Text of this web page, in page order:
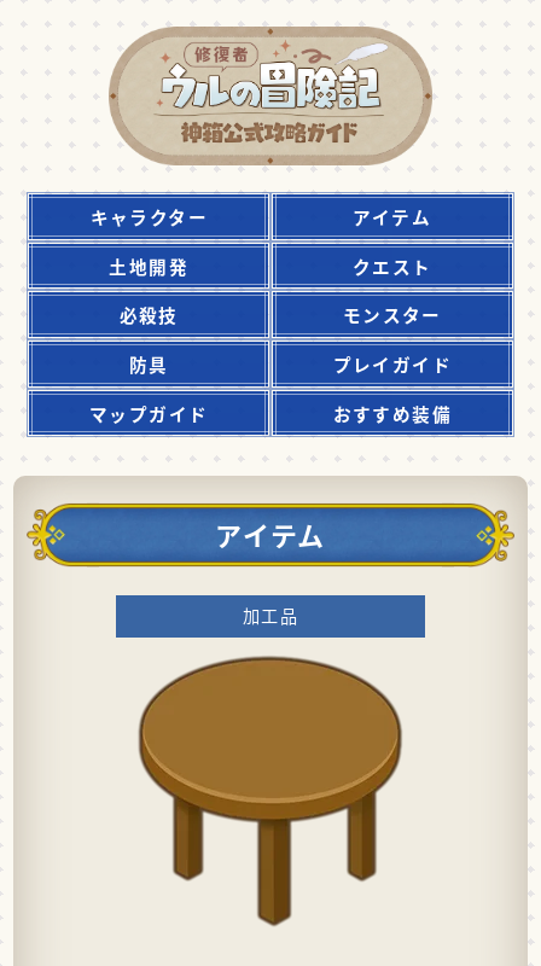
キャラクター
アイテム
土地開発
クエスト
必殺技
モンスター
防具
プレイガイド
マップガイド
おすすめ装備
アイテム
加工品